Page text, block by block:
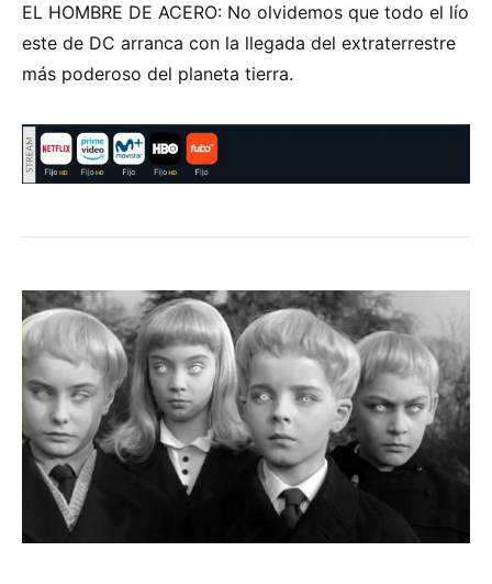
EL HOMBRE DE ACERO: No olvidemos que todo el lío
este de DC arranca con la llegada del extraterrestre
más poderoso del planeta tierra.